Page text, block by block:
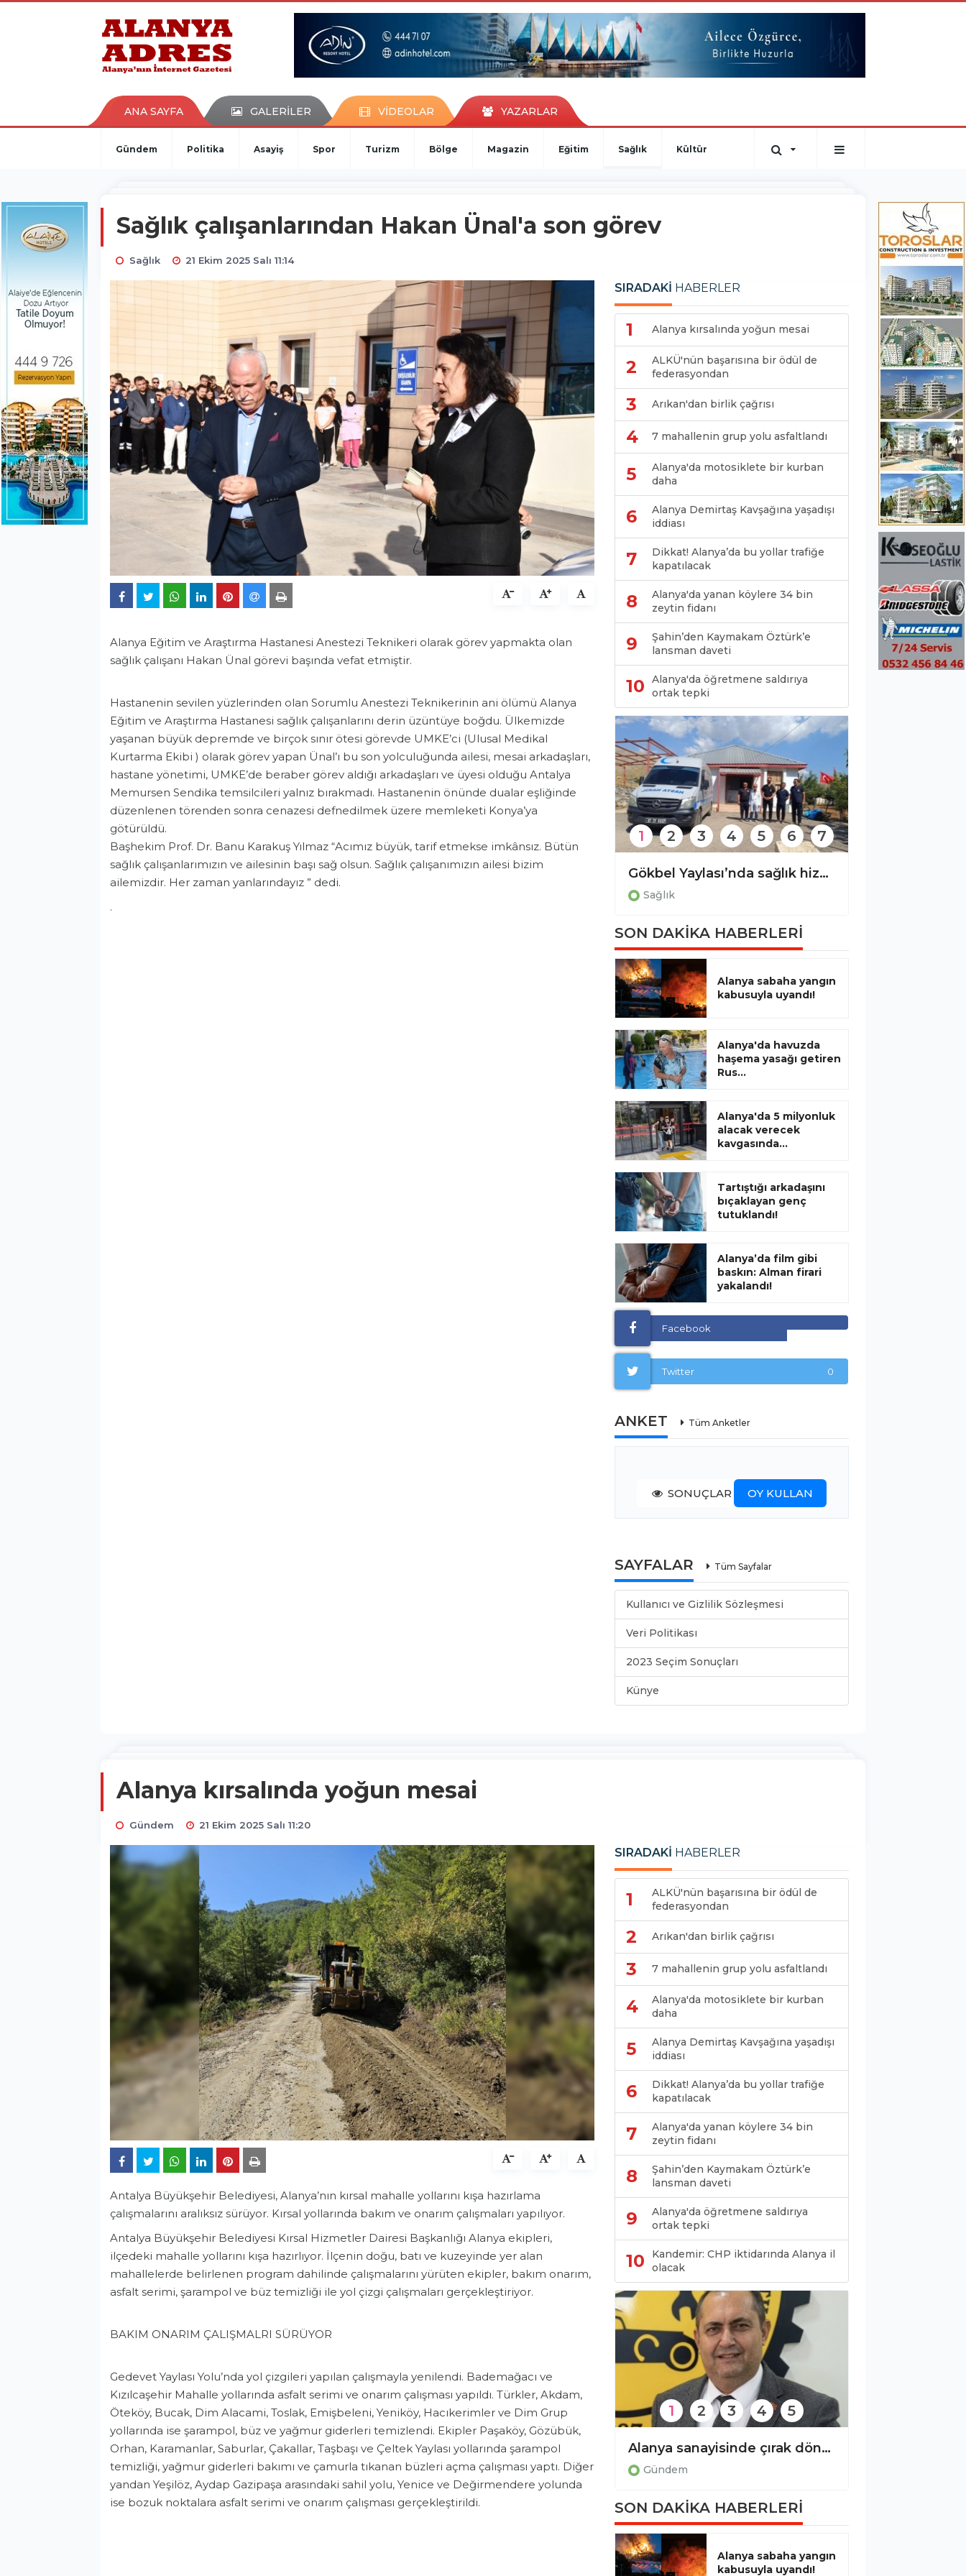
kaçak bahis
porno izle
ANA SAYFA GALERİLER VİDEOLAR YAZARLAR
Gündem Politika Asayiş Spor Turizm Bölge Magazin Eğitim Sağlık Kültür
Sağlık çalışanlarından Hakan Ünal'a son görev
Sağlık 21 Ekim 2025 Salı 11:14
Alanya Eğitim ve Araştırma Hastanesi Anestezi Teknikeri olarak görev yapmakta olan
sağlık çalışanı Hakan Ünal görevi başında vefat etmiştir.
Hastanenin sevilen yüzlerinden olan Sorumlu Anestezi Teknikerinin ani ölümü Alanya
Eğitim ve Araştırma Hastanesi sağlık çalışanlarını derin üzüntüye boğdu. Ülkemizde
yaşanan büyük depremde ve birçok sınır ötesi görevde UMKE’ci (Ulusal Medikal
Kurtarma Ekibi ) olarak görev yapan Ünal’ı bu son yolculuğunda ailesi, mesai arkadaşları,
hastane yönetimi, UMKE’de beraber görev aldığı arkadaşları ve üyesi olduğu Antalya
Memursen Sendika temsilcileri yalnız bırakmadı. Hastanenin önünde dualar eşliğinde
düzenlenen törenden sonra cenazesi defnedilmek üzere memleketi Konya’ya
götürüldü.
Başhekim Prof. Dr. Banu Karakuş Yılmaz “Acımız büyük, tarif etmekse imkânsız. Bütün
sağlık çalışanlarımızın ve ailesinin başı sağ olsun. Sağlık çalışanımızın ailesi bizim
ailemizdir. Her zaman yanlarındayız ” dedi.
.
SIRADAKİ HABERLER
1 Alanya kırsalında yoğun mesai
2
ALKÜ'nün başarısına bir ödül de
federasyondan
3 Arıkan'dan birlik çağrısı
4 7 mahallenin grup yolu asfaltlandı
5
Alanya'da motosiklete bir kurban
daha
6
Alanya Demirtaş Kavşağına yaşadışı
iddiası
7
Dikkat! Alanya’da bu yollar trafiğe
kapatılacak
8
Alanya'da yanan köylere 34 bin
zeytin fidanı
9
Şahin’den Kaymakam Öztürk’e
lansman daveti
10
Alanya'da öğretmene saldırıya
ortak tepki
Payallar devlet hastanesi neden bekletiliyor? Alanya’da emzirme haftası etkinliği!
1 2 3 4 5 6 7
SON DAKİKA HABERLERİ
Alanya sabaha yangın
kabusuyla uyandı!
Alanya'da havuzda
haşema yasağı getiren
Rus...
Alanya'da 5 milyonluk
alacak verecek
kavgasında...
Tartıştığı arkadaşını
bıçaklayan genç
tutuklandı!
Alanya’da film gibi
baskın: Alman firari
yakalandı!
Facebook
Twitter 0
ANKET Tüm Anketler
SONUÇLAR OY KULLAN
SAYFALAR Tüm Sayfalar
Kullanıcı ve Gizlilik Sözleşmesi
Veri Politikası
2023 Seçim Sonuçları
Künye
Alanya kırsalında yoğun mesai
Gündem 21 Ekim 2025 Salı 11:20
Antalya Büyükşehir Belediyesi, Alanya’nın kırsal mahalle yollarını kışa hazırlama
çalışmalarını aralıksız sürüyor. Kırsal yollarında bakım ve onarım çalışmaları yapılıyor.
Antalya Büyükşehir Belediyesi Kırsal Hizmetler Dairesi Başkanlığı Alanya ekipleri,
ilçedeki mahalle yollarını kışa hazırlıyor. İlçenin doğu, batı ve kuzeyinde yer alan
mahallelerde belirlenen program dahilinde çalışmalarını yürüten ekipler, bakım onarım,
asfalt serimi, şarampol ve büz temizliği ile yol çizgi çalışmaları gerçekleştiriyor.
BAKIM ONARIM ÇALIŞMALRI SÜRÜYOR
Gedevet Yaylası Yolu’nda yol çizgileri yapılan çalışmayla yenilendi. Bademağacı ve
Kızılcaşehir Mahalle yollarında asfalt serimi ve onarım çalışması yapıldı. Türkler, Akdam,
Öteköy, Bucak, Dim Alacami, Toslak, Emişbeleni, Yeniköy, Hacıkerimler ve Dim Grup
yollarında ise şarampol, büz ve yağmur giderleri temizlendi. Ekipler Paşaköy, Gözübük,
Orhan, Karamanlar, Saburlar, Çakallar, Taşbaşı ve Çeltek Yaylası yollarında şarampol
temizliği, yağmur giderleri bakımı ve çamurla tıkanan büzleri açma çalışması yaptı. Diğer
yandan Yeşilöz, Aydap Gazipaşa arasındaki sahil yolu, Yenice ve Değirmendere yolunda
ise bozuk noktalara asfalt serimi ve onarım çalışması gerçekleştirildi.
SIRADAKİ HABERLER
1
ALKÜ'nün başarısına bir ödül de
federasyondan
2 Arıkan'dan birlik çağrısı
3 7 mahallenin grup yolu asfaltlandı
4
Alanya'da motosiklete bir kurban
daha
5
Alanya Demirtaş Kavşağına yaşadışı
iddiası
6
Dikkat! Alanya’da bu yollar trafiğe
kapatılacak
7
Alanya'da yanan köylere 34 bin
zeytin fidanı
8
Şahin’den Kaymakam Öztürk’e
lansman daveti
9
Alanya'da öğretmene saldırıya
ortak tepki
10
Kandemir: CHP iktidarında Alanya il
olacak
Alanya sanayisinde çırak dönemi bitti, ustalık devri başladı!
Gündem
Şehidimiz dualarla anıldı!
1 2 3 4 5
SON DAKİKA HABERLERİ
Alanya sabaha yangın
kabusuyla uyandı!